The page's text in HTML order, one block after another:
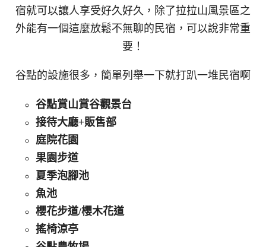
宿就可以讓人享受好久好久，除了拉拉山風景區之
外能有一個這麼放鬆不無聊的民宿，可以說非常重
要！
谷點的設施很多，簡單列舉一下就打趴一堆民宿啊
谷點賞山賞谷觀景台
接待大廳+販售部
庭院花園
果園步道
夏季泡腳池
魚池
櫻花步道/櫻木花道
搖椅涼亭